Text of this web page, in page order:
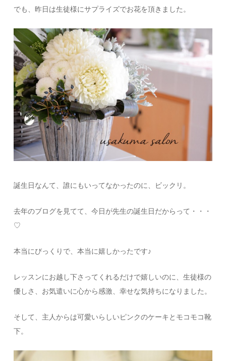
でも、昨日は生徒様にサプライズでお花を頂きました。
誕生日なんて、誰にもいってなかったのに、ビックリ。
去年のブログを見てて、今日が先生の誕生日だからって・・・
♡
本当にびっくりで、本当に嬉しかったです♪
レッスンにお越し下さってくれるだけで嬉しいのに、生徒様の
優しさ、お気遣いに心から感激、幸せな気持ちになりました。
そして、主人からは可愛いらしいピンクのケーキとモコモコ靴
下。